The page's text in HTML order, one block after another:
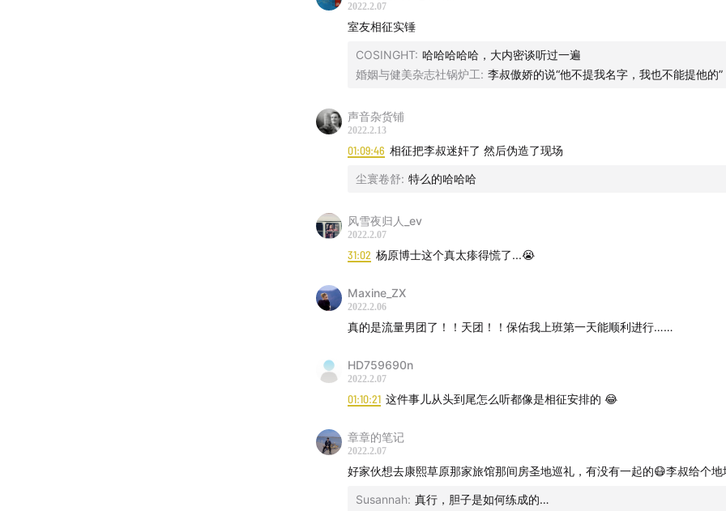
2022.2.07
室友相征实锤
COSINGHT: 哈哈哈哈哈，大内密谈听过一遍
婚姻与健美杂志社锅炉工: 李叔傲娇的说“他不提我名字，我也不能提他的”
声音杂货铺
2022.2.13
01:09:46 相征把李叔迷奸了 然后伪造了现场
尘寰卷舒: 特么的哈哈哈
风雪夜归人_ev
2022.2.07
31:02 杨原博士这个真太瘆得慌了...😭
Maxine_ZX
2022.2.06
真的是流量男团了！！天团！！保佑我上班第一天能顺利进行……
HD759690n
2022.2.07
01:10:21 这件事儿从头到尾怎么听都像是相征安排的 😂
章章的笔记
2022.2.07
好家伙想去康熙草原那家旅馆那间房圣地巡礼，有没有一起的😷李叔给个地
Susannah: 真行，胆子是如何练成的…